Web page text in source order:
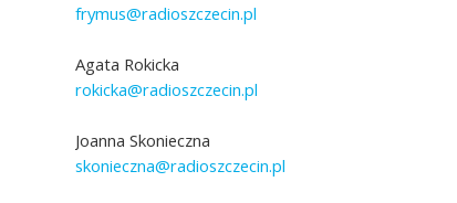
frymus@radioszczecin.pl
Agata Rokicka
rokicka@radioszczecin.pl
Joanna Skonieczna
skonieczna@radioszczecin.pl